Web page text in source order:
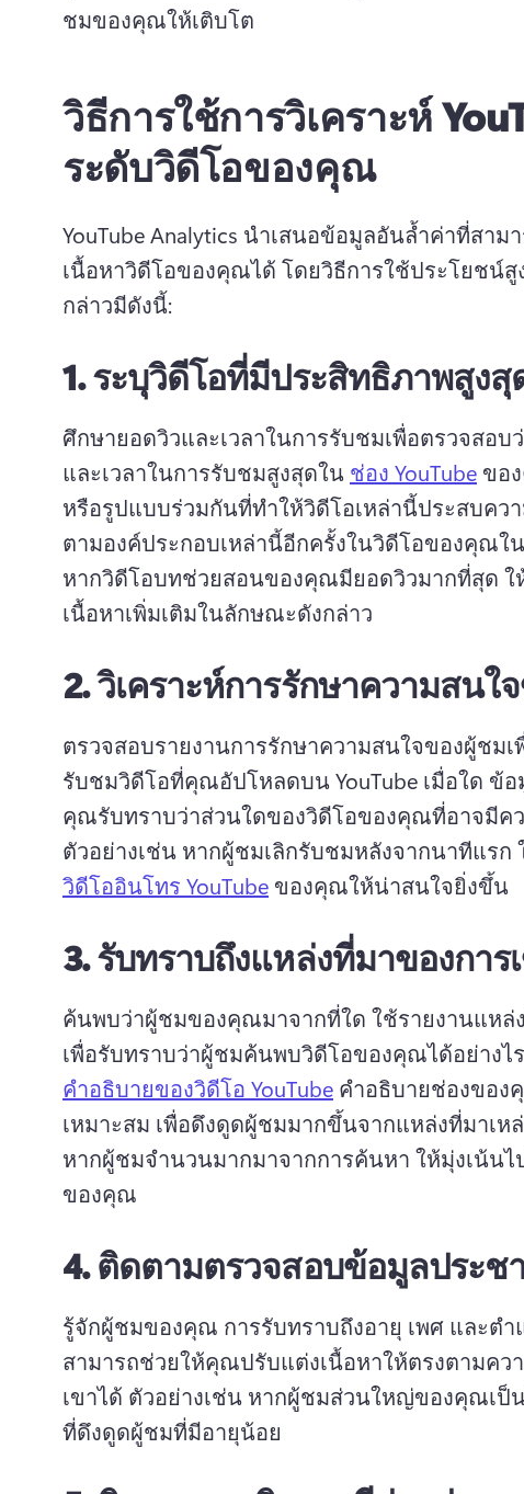
ชมของคุณให้เติบโต
วิธีการใช้การวิเคราะห์
ระดับวิดีโอของคุณ
YouTube Analytics นำเสนอข้อมูลอันล้ำค่าที่สาม
เนื้อหาวิดีโอของคุณได้ โดยวิธีการใช้ประโยชน์สู
กล่าวมีดังนี้:
1.ระบุวิดีโอที่มีประสิทธิภาพสูงสุ
ศึกษายอดวิวและเวลาในการรับชมเพื่อตรวจสอบ
และเวลาในการรับชมสูงสุดใน ช่อง YouTube ขอ
หรือรูปแบบร่วมกันที่ทำให้วิดีโอเหล่านี้ประสบควา
ตามองค์ประกอบเหล่านี้อีกครั้งในวิดีโอของคุณใ
หากวิดีโอบทช่วยสอนของคุณมียอดวิวมากที่สุด ใ
เนื้อหาเพิ่มเติมในลักษณะดังกล่าว
2.วิเคราะห์การรักษาความสนใ
ตรวจสอบรายงานการรักษาความสนใจของผู้ชมเ
รับชมวิดีโอที่คุณอัปโหลดบน YouTube เมื่อใด ข้อ
ตัวอย่างเช่น หากผู้ชมเลิกรับชมหลังจากนาทีแรก
วิดีโออินโทร YouTube ของคุณให้น่าสนใจยิ่งขึ้น
3.รับทราบถึงแหล่งที่มาของการ
ค้นพบว่าผู้ชมของคุณมาจากที่ใด ใช้รายงานแหล่
เพื่อรับทราบว่าผู้ชมค้นพบวิดีโอของคุณได้อย่างไร
คำอธิบายของวิดีโอ YouTube คำอธิบายช่องของ
เหมาะสม เพื่อดึงดูดผู้ชมมากขึ้นจากแหล่งที่มาเห
หากผู้ชมจำนวนมากมาจากการค้นหา ให้มุ่งเน้นไ
ของคุณ
4.ติดตามตรวจสอบข้อมูลประช
รู้จักผู้ชมของคุณ การรับทราบถึงอายุ เพศ และต
สามารถช่วยให้คุณปรับแต่งเนื้อหาให้ตรงตามคว
เขาได้ ตัวอย่างเช่น หากผู้ชมส่วนใหญ่ของคุณเป็
ที่ดึงดูดผู้ชมที่มีอายุน้อย